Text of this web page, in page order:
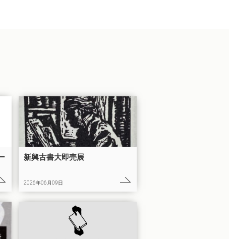
新興古書大即売展
2026年06月09日